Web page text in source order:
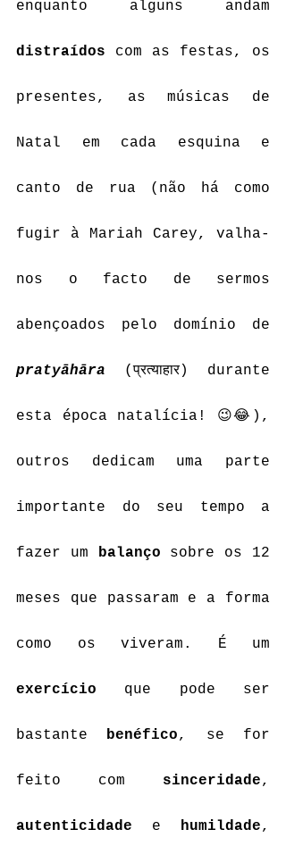
distraídos com as festas, os
presentes, as músicas de
Natal em cada esquina e
canto de rua (não há como
fugir à Mariah Carey, valha-
nos o facto de sermos
pratyāhāra (प्रत्याहार) durante
esta época natalícia! 😉😂),
outros dedicam uma parte
importante do seu tempo a
fazer um balanço sobre os 12
meses que passaram e a forma
exercício que pode ser
bastante benéfico, se for
feito com sinceridade
autenticidade e humildade,